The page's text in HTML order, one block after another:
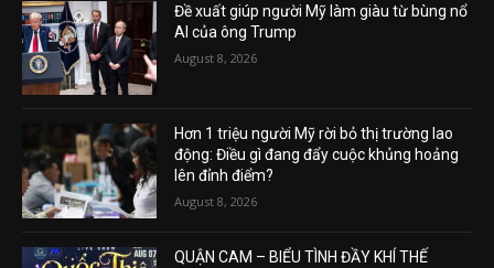
Đề xuất giúp người Mỹ làm giàu từ bùng nổ
AI của ông Trump
August 8, 2026
Hơn 1 triệu người Mỹ rời bỏ thị trường lao
động: Điều gì đang đẩy cuộc khủng hoảng
lên đỉnh điểm?
August 8, 2026
QUẬN CAM – BIỂU TÌNH ĐẦY KHÍ THẾ